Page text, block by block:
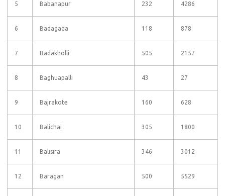
5 Babanapur 232 4286
6 Badagada 118 878
7 Badakholli 505 2157
8 Baghuapalli 43 27
9 Bajrakote 160 628
10 Balichai 305 1800
11 Balisira 346 3012
12 Baragan 500 5529